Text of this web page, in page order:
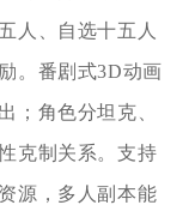
人、自选十五人
。番剧式3D动画
；角色分坦克、
克制关系。支持
源，多人副本能